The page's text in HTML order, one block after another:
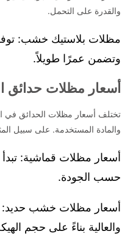
والقدرة على التحمل.
مظلات بلاستيك خشب:
وتضمن عمرًا طويلاً.
أسعار مظلات حدائق
تختلف أسعار مظلات الحدائق في
والمادة المستخدمة. على سبيل
أسعار مظلات قماشية: تبدأ
حسب الجودة.
أسعار مظلات خشب حديد:
والعالية بناءً على حجم